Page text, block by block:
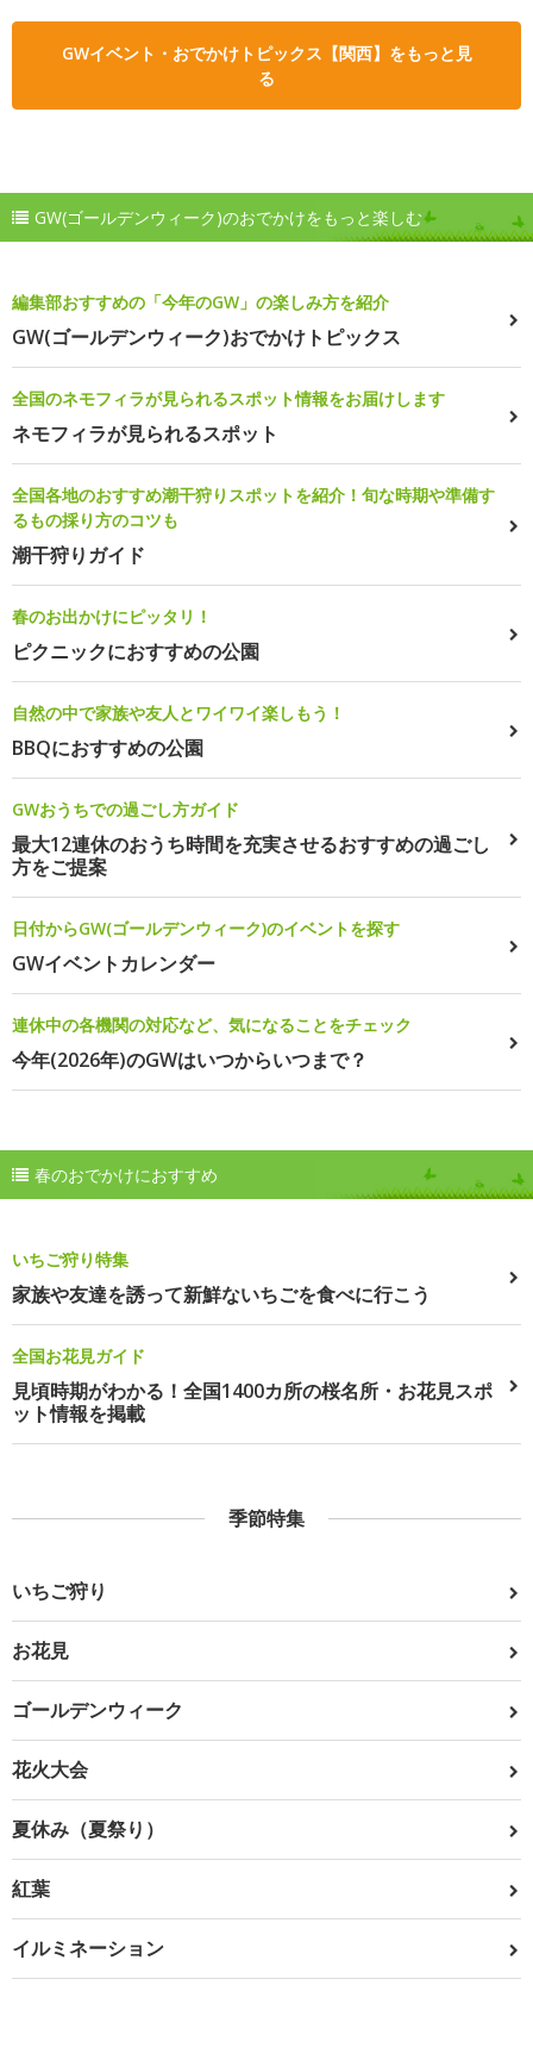
GWイベント・おでかけトピックス【関西】をもっと見
る
GW(ゴールデンウィーク)のおでかけをもっと楽しむ
編集部おすすめの「今年のGW」の楽しみ方を紹介
GW(ゴールデンウィーク)おでかけトピックス
全国のネモフィラが見られるスポット情報をお届けします
ネモフィラが見られるスポット
全国各地のおすすめ潮干狩りスポットを紹介！旬な時期や準備す
るもの採り方のコツも
潮干狩りガイド
春のお出かけにピッタリ！
ピクニックにおすすめの公園
自然の中で家族や友人とワイワイ楽しもう！
BBQにおすすめの公園
GWおうちでの過ごし方ガイド
最大12連休のおうち時間を充実させるおすすめの過ごし
方をご提案
日付からGW(ゴールデンウィーク)のイベントを探す
GWイベントカレンダー
連休中の各機関の対応など、気になることをチェック
今年(2026年)のGWはいつからいつまで？
春のおでかけにおすすめ
いちご狩り特集
家族や友達を誘って新鮮ないちごを食べに行こう
全国お花見ガイド
見頃時期がわかる！全国1400カ所の桜名所・お花見スポ
ット情報を掲載
季節特集
いちご狩り
お花見
ゴールデンウィーク
花火大会
夏休み（夏祭り）
紅葉
イルミネーション